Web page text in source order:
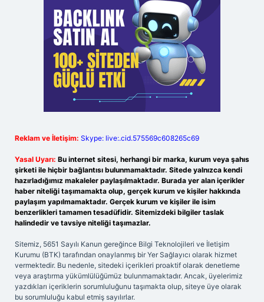
Reklam ve İletişim: Skype: live:.cid.575569c608265c69
Yasal Uyarı: Bu internet sitesi, herhangi bir marka, kurum veya şahıs
şirketi ile hiçbir bağlantısı bulunmamaktadır. Sitede yalnızca kendi
hazırladığımız makaleler paylaşılmaktadır. Burada yer alan içerikler
haber niteliği taşımamakta olup, gerçek kurum ve kişiler hakkında
paylaşım yapılmamaktadır. Gerçek kurum ve kişiler ile isim
benzerlikleri tamamen tesadüfidir. Sitemizdeki bilgiler taslak
halindedir ve tavsiye niteliği taşımazlar.
Sitemiz, 5651 Sayılı Kanun gereğince Bilgi Teknolojileri ve İletişim
Kurumu (BTK) tarafından onaylanmış bir Yer Sağlayıcı olarak hizmet
vermektedir. Bu nedenle, sitedeki içerikleri proaktif olarak denetleme
veya araştırma yükümlülüğümüz bulunmamaktadır. Ancak, üyelerimiz
yazdıkları içeriklerin sorumluluğunu taşımakta olup, siteye üye olarak
bu sorumluluğu kabul etmiş sayılırlar.